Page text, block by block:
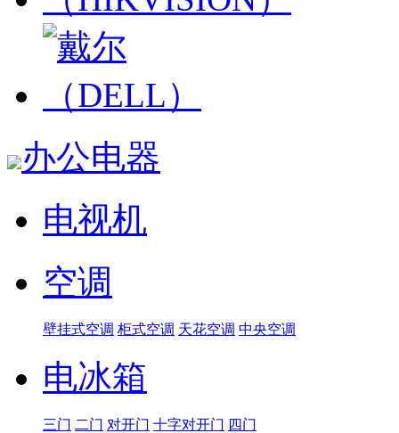
办公电器
电视机
空调
壁挂式空调 柜式空调 天花空调 中央空调
电冰箱
三门 二门 对开门 十字对开门 四门